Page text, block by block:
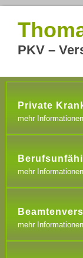
PKV –
Private
mehr Informationen
mehr Informationen
mehr Informationen